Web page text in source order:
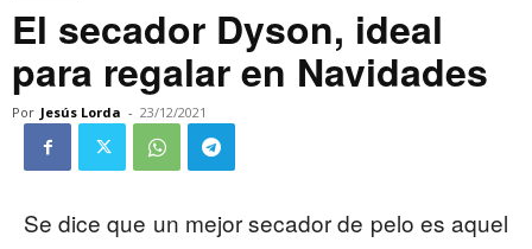
El secador Dyson, ideal
para regalar en Navidades
Por Jesús Lorda - 23/12/2021
Se dice que un mejor secador de pelo es aquel